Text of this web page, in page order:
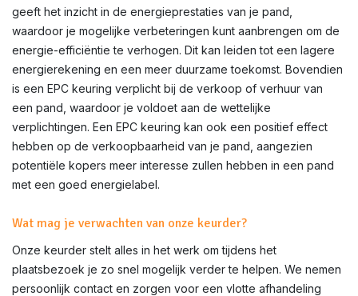
geeft het inzicht in de energieprestaties van je pand,
waardoor je mogelijke verbeteringen kunt aanbrengen om de
energie-efficiëntie te verhogen. Dit kan leiden tot een lagere
energierekening en een meer duurzame toekomst. Bovendien
is een EPC keuring verplicht bij de verkoop of verhuur van
een pand, waardoor je voldoet aan de wettelijke
verplichtingen. Een EPC keuring kan ook een positief effect
hebben op de verkoopbaarheid van je pand, aangezien
potentiële kopers meer interesse zullen hebben in een pand
met een goed energielabel.
Wat mag je verwachten van onze keurder?
Onze keurder stelt alles in het werk om tijdens het
plaatsbezoek je zo snel mogelijk verder te helpen. We nemen
persoonlijk contact en zorgen voor een vlotte afhandeling